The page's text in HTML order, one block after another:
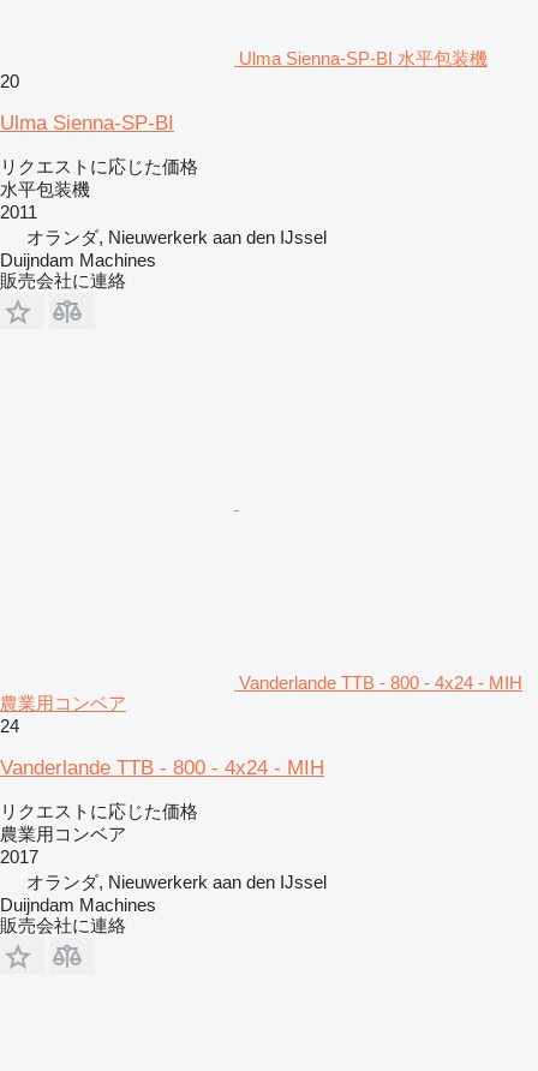
Ulma Sienna-SP-BI 水平包装機
20
Ulma Sienna-SP-BI
リクエストに応じた価格
水平包装機
2011
オランダ, Nieuwerkerk aan den IJssel
Duijndam Machines
販売会社に連絡
Vanderlande TTB - 800 - 4x24 - MIH
農業用コンベア
24
Vanderlande TTB - 800 - 4x24 - MIH
リクエストに応じた価格
農業用コンベア
2017
オランダ, Nieuwerkerk aan den IJssel
Duijndam Machines
販売会社に連絡